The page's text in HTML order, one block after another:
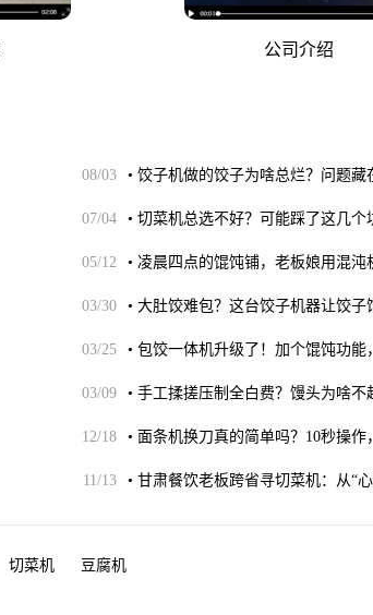
公司介绍
08/03 • 饺子机做的饺子为啥总烂？问题藏
07/04 • 切菜机总选不好？可能踩了这几个
05/12 • 凌晨四点的馄饨铺，老板娘用混沌
03/30 • 大肚饺难包？这台饺子机器让饺子
03/25 • 包饺一体机升级了！加个馄饨功能
03/09 • 手工揉搓压制全白费？馒头为啥不
12/18 • 面条机换刀真的简单吗？10秒操作
11/13 • 甘肃餐饮老板跨省寻切菜机：从“
切菜机 豆腐机